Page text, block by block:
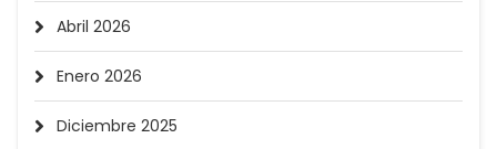
Abril 2026
Enero 2026
Diciembre 2025